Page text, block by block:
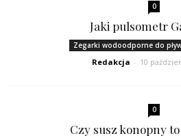
0
Jaki pulsometr
Zegarki wodoodporne do
Redakcja - 10
0
Czy susz konopny